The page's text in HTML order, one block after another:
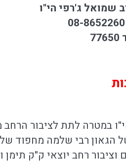
שמואל ג'רפי הי"ו
במטרה לתת לציבור הרחב
הגאון רבי שלמה מחפוד
רחב יוצאי ק"ק תימן